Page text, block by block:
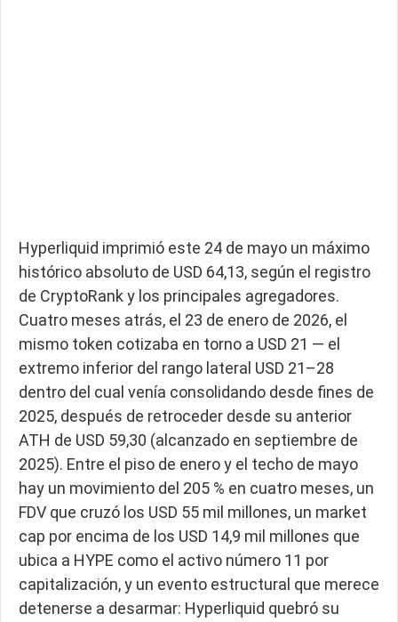
Hyperliquid imprimió este 24 de mayo un máximo
histórico absoluto de USD 64,13, según el registro
de CryptoRank y los principales agregadores.
Cuatro meses atrás, el 23 de enero de 2026, el
mismo token cotizaba en torno a USD 21 — el
extremo inferior del rango lateral USD 21–28
dentro del cual venía consolidando desde fines de
2025, después de retroceder desde su anterior
ATH de USD 59,30 (alcanzado en septiembre de
2025). Entre el piso de enero y el techo de mayo
hay un movimiento del 205 % en cuatro meses, un
FDV que cruzó los USD 55 mil millones, un market
cap por encima de los USD 14,9 mil millones que
ubica a HYPE como el activo número 11 por
capitalización, y un evento estructural que merece
detenerse a desarmar: Hyperliquid quebró su